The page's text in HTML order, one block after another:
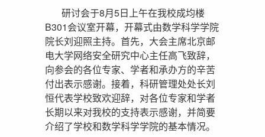
研讨会于8月5日上午在我校成均楼
B301会议室开幕，开幕式由数学科学学院
院长刘迎照主持。首先，大会主席北京邮
电大学网络安全研究中心主任高飞致辞，
向参会的各位专家、学者和承办方的辛苦
付出表示感谢。接着，科研管理处处长刘
恒代表学校致欢迎辞，对各位专家和学者
长期以来对我校的支持表示感谢，并简要
介绍了学校和数学科学学院的基本情况。